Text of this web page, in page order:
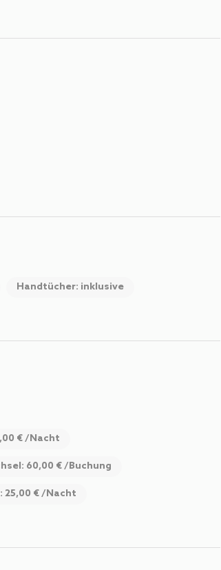
Handtücher: inklusive
€ /Nacht
60,00 € /Buchung
€ /Nacht